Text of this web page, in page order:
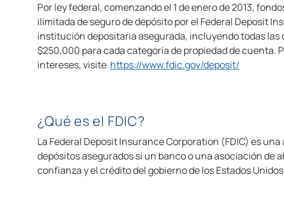
Por ley federal, comenzando el 1 de enero de 2013,
ilimitada de seguro de depósito por el Federal Deposit
institución depositaria asegurada, incluyendo todas las
$250,000 para cada categoría de propiedad de cuenta.
intereses, visite https://www.fdic.gov/deposit/
¿Qué es el FDIC?
La Federal Deposit Insurance Corporation (FDIC) es
depósitos asegurados si un banco o una asociación de
confianza y el crédito del gobierno de los Estados